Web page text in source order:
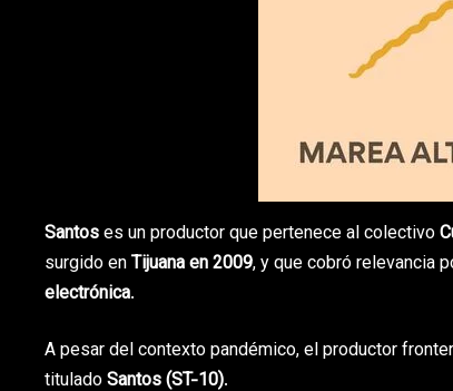
Santoses un productor que pertenece al colectivo
surgido enTijuana en 2009, y que cobró relevancia
electrónica.
A pesar del contexto pandémico, el productor
tituladoSantos (ST-10).